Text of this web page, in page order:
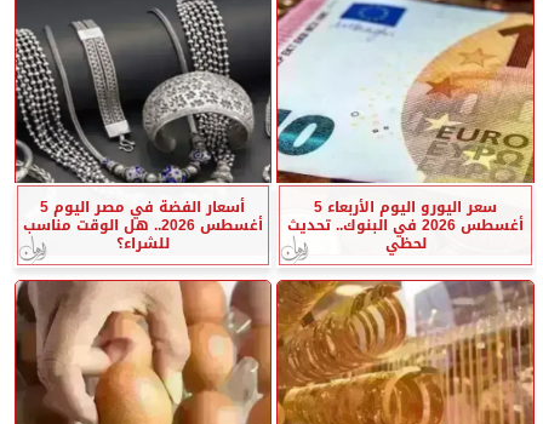
سعر اليورو اليوم الأربعاء 5
أغسطس 2026 في البنوك.. تحديث
لحظي
أسعار الفضة في مصر اليوم 5
أغسطس 2026.. هل الوقت مناسب
للشراء؟